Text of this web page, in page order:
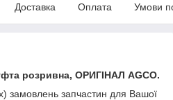
Доставка Оплата Умови
розривна, ОРИГІНАЛ AGCO.
замовлень запчастин для Вашої